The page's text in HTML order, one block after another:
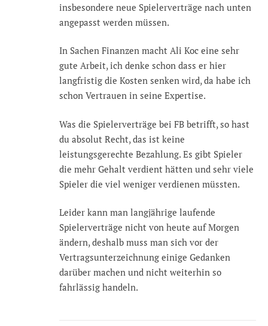
insbesondere neue Spielerverträge nach unten
angepasst werden müssen.
In Sachen Finanzen macht Ali Koc eine sehr
gute Arbeit, ich denke schon dass er hier
langfristig die Kosten senken wird, da habe ich
schon Vertrauen in seine Expertise.
Was die Spielerverträge bei FB betrifft, so hast
du absolut Recht, das ist keine
leistungsgerechte Bezahlung. Es gibt Spieler
die mehr Gehalt verdient hätten und sehr viele
Spieler die viel weniger verdienen müssten.
Leider kann man langjährige laufende
Spielerverträge nicht von heute auf Morgen
ändern, deshalb muss man sich vor der
Vertragsunterzeichnung einige Gedanken
darüber machen und nicht weiterhin so
fahrlässig handeln.